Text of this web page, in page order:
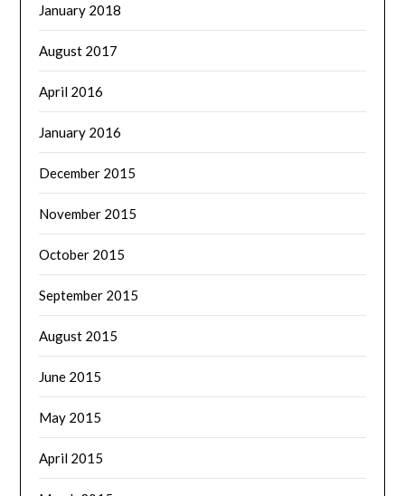
January 2018
August 2017
April 2016
January 2016
December 2015
November 2015
October 2015
September 2015
August 2015
June 2015
May 2015
April 2015